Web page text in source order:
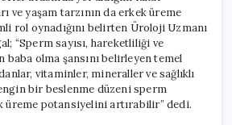
ve
yumurta
hücreleri
koruyor
için
ve yaşam tarzının da erkek üreme
rol oynadığını belirten Üroloji Uzmanı
“Sperm sayısı, hareketliliği ve
olma şansını belirleyen temel
vitaminler, mineraller ve sağlıklı
bir beslenme düzeni sperm
üreme potansiyelini artırabilir” dedi.